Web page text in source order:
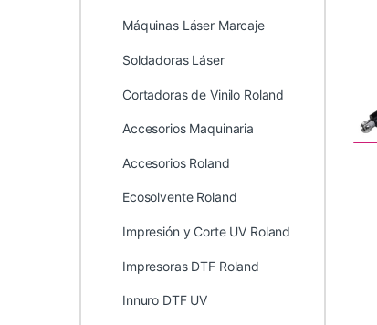
Máquinas Láser Marcaje
Soldadoras Láser
Cortadoras de Vinilo Roland
Accesorios Maquinaria
Accesorios Roland
Ecosolvente Roland
Impresión y Corte UV Roland
Impresoras DTF Roland
Innuro DTF UV